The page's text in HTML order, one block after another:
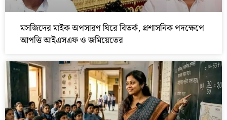
মসজিদের মাইক অপসারণ ঘিরে বিতর্ক, প্রশাসনিক পদক্ষেপে
আপত্তি আইএসএফ ও জমিয়েতের